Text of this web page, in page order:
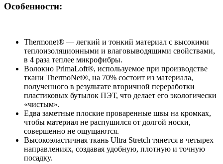
Особенности:
Thermonet® — легкий и тонкий материал с высокими
теплоизоляционными и влаговыводящими свойствами,
в 4 раза теплее микрофибры.
Волокно PrimaLoft®, используемое при производстве
ткани ThermoNet®, на 70% состоит из материала,
полученного в результате вторичной переработки
пластиковых бутылок ПЭТ, что делает его экологически
«чистым».
Едва заметные плоские проваренные швы на кромках,
чтобы материал не распушился от долгой носки,
совершенно не ощущаются.
Высокоэластичная ткань Ultra Stretch тянется в четырех
направлениях, создавая удобную, плотную и точную
посадку.